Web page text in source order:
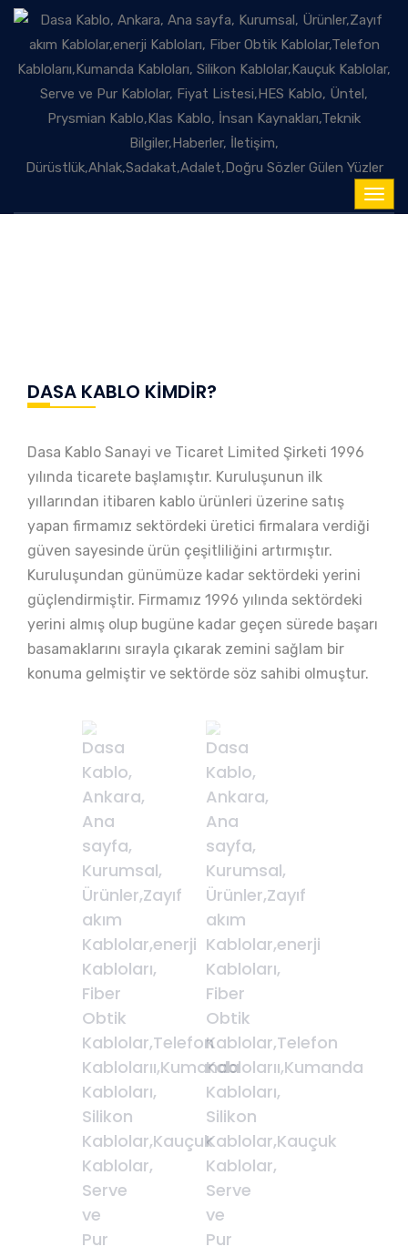
DASA KABLO KİMDİR?
Dasa Kablo Sanayi ve Ticaret Limited Şirketi 1996
yılında ticarete başlamıştır. Kuruluşunun ilk
yıllarından itibaren kablo ürünleri üzerine satış
yapan firmamız sektördeki üretici firmalara verdiği
güven sayesinde ürün çeşitliliğini artırmıştır.
Kuruluşundan günümüze kadar sektördeki yerini
güçlendirmiştir. Firmamız 1996 yılında sektördeki
yerini almış olup bugüne kadar geçen sürede başarı
basamaklarını sırayla çıkarak zemini sağlam bir
konuma gelmiştir ve sektörde söz sahibi olmuştur.